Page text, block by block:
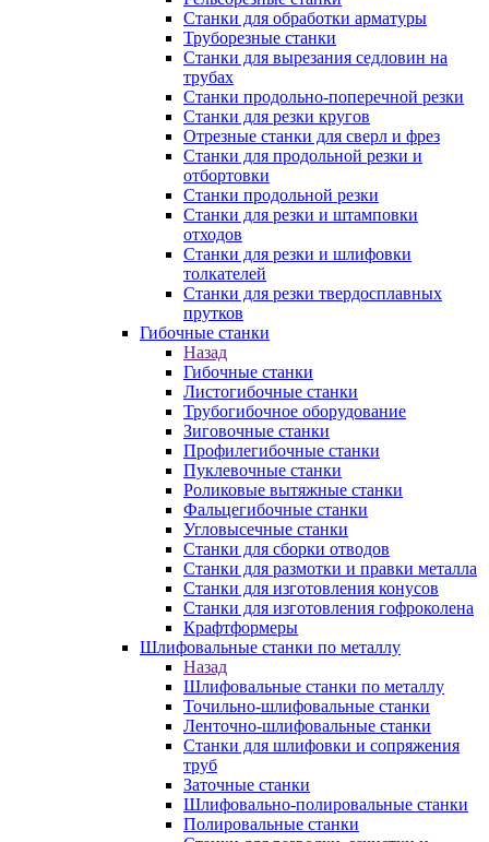
Станки для обработки арматуры
Труборезные станки
Станки для вырезания седловин на
трубаx
Станки продольно-поперечной резки
Станки для резки кругов
Отрезные станки для сверл и фрез
Станки для продольной резки и
отбортовки
Станки продольной резки
Станки для резки и штамповки
отходов
Станки для резки и шлифовки
толкателей
Станки для резки твердосплавных
прутков
Гибочные станки
Назад
Гибочные станки
Листогибочные станки
Трубогибочное оборудование
Зиговочные станки
Профилегибочные станки
Пуклевочные станки
Роликовые вытяжные станки
Фальцегибочные станки
Угловысечные станки
Станки для сборки отводов
Станки для размотки и правки металла
Станки для изготовления конусов
Станки для изготовления гофроколена
Крафтформеры
Шлифовальные станки по металлу
Назад
Шлифовальные станки по металлу
Точильно-шлифовальные станки
Ленточно-шлифовальные станки
Станки для шлифовки и сопряжения
труб
Заточные станки
Шлифовально-полировальные станки
Полировальные станки